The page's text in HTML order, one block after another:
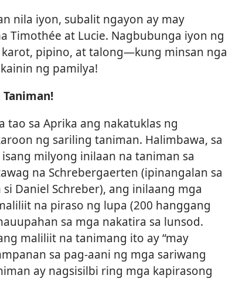
nila iyon, subalit ngayon ay may
Timothée at Lucie. Nagbubunga iyon ng
pipino, at talong​—kung minsan nga
ng pamilya!
sa Aprika ang nakatuklas ng
ng sariling taniman. Halimbawa, sa
milyong inilaan na taniman sa
na Schrebergaerten (ipinangalan sa
Daniel Schreber), ang inilaang mga
na piraso ng lupa (200 hanggang
sa mga nakatira sa lunsod.
maliliit na tanimang ito ay “may
sa pag-aani ng mga sariwang
ay nagsisilbi ring mga kapirasong